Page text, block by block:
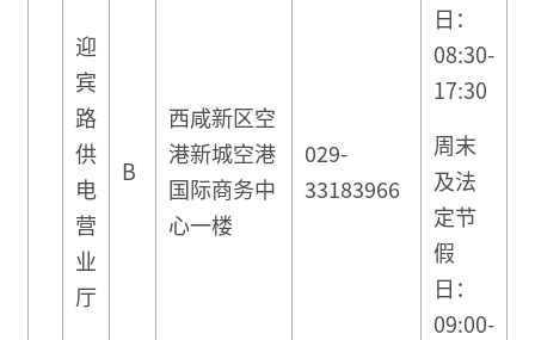
迎
宾
路
供
电
营
业
厅
B
西咸新区空
港新城空港
国际商务中
心一楼
029-
33183966
日：
08:30-
17:30
周末
及法
定节
假
日：
09:00-